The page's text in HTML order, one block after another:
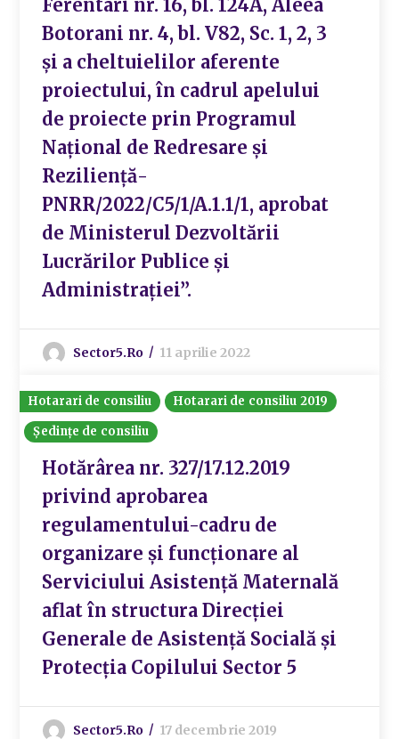
Ferentari nr. 16, bl. 124A, Aleea
Botorani nr. 4, bl. V82, Sc. 1, 2, 3
și a cheltuielilor aferente
proiectului, în cadrul apelului
de proiecte prin Programul
Național de Redresare și
Reziliență-
PNRR/2022/C5/1/A.1.1/1, aprobat
de Ministerul Dezvoltării
Lucrărilor Publice și
Administrației”.
Sector5.ro 11 aprilie 2022
Hotarari de consiliu
Hotarari de consiliu 2019
Ședințe de consiliu
Hotărârea nr. 327/17.12.2019
privind aprobarea
regulamentului-cadru de
organizare și funcționare al
Serviciului Asistență Maternală
aflat în structura Direcției
Generale de Asistență Socială și
Protecția Copilului Sector 5
Sector5.ro 17 decembrie 2019